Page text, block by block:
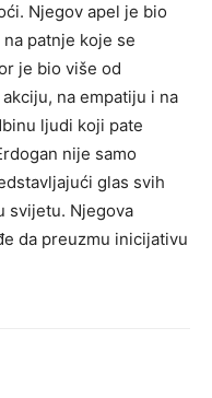
Njegov apel je bio
patnje koje se
je bio više od
na empatiju i na
ljudi koji pate
nije samo
glas svih
svijetu. Njegova
da preuzmu inicijativu